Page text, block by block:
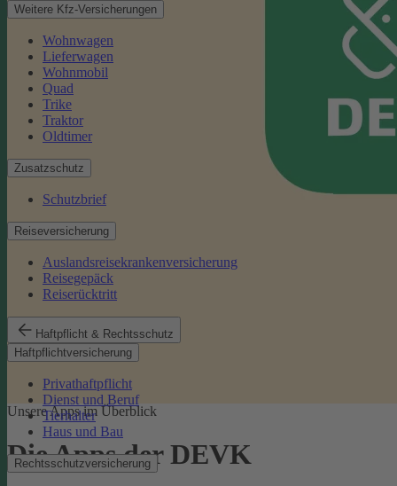
Weitere Kfz-Versicherungen
Wohnwagen
Lieferwagen
Wohnmobil
Quad
Trike
Traktor
Oldtimer
Zusatzschutz
Schutzbrief
Reiseversicherung
Auslandsreisekrankenversicherung
Reisegepäck
Reiserücktritt
Haftpflicht & Rechtsschutz
Haftpflichtversicherung
Privathaftpflicht
Dienst und Beruf
Tierhalter
Haus und Bau
Rechtsschutzversicherung
Unsere Apps im Überblick
Die Apps der DEVK